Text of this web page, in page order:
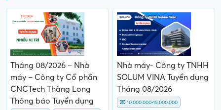
Tháng 08/2026 – Nhà
máy – Công ty Cổ phần
CNCTech Thăng Long
Thông báo Tuyển dụng
Nhà máy- Công ty TNHH
SOLUM VINA Tuyển dụng
Tháng 08/2026
10.000.000-15.000.000